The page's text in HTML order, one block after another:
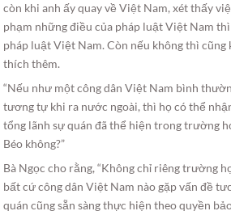
còn khi anh ấy quay về Việt Nam, xét thấy
phạm những điều của pháp luật Việt Nam
pháp luật Việt Nam. Còn nếu không thì cũng
thích thêm.
“Nếu như một công dân Việt Nam bình
tương tự khi ra nước ngoài, thì họ có thể
tổng lãnh sự quán đã thể hiện trong trường
Béo không?”
Bà Ngọc cho rằng, “Không chỉ riêng trường
bất cứ công dân Việt Nam nào gặp vấn đề
quán cũng sẵn sàng thực hiện theo quyền